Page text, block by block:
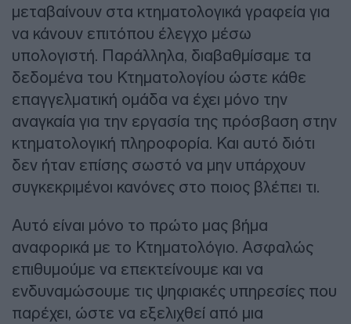
μεταβαίνουν στα κτηματολογικά γραφεία για
να κάνουν επιτόπου έλεγχο μέσω
υπολογιστή. Παράλληλα, διαβαθμίσαμε τα
δεδομένα του Κτηματολογίου ώστε κάθε
επαγγελματική ομάδα να έχει μόνο την
αναγκαία για την εργασία της πρόσβαση στην
κτηματολογική πληροφορία. Και αυτό διότι
δεν ήταν επίσης σωστό να μην υπάρχουν
συγκεκριμένοι κανόνες στο ποιος βλέπει τι.
Αυτό είναι μόνο το πρώτο μας βήμα
αναφορικά με το Κτηματολόγιο. Ασφαλώς
επιθυμούμε να επεκτείνουμε και να
ενδυναμώσουμε τις ψηφιακές υπηρεσίες που
παρέχει, ώστε να εξελιχθεί από μια